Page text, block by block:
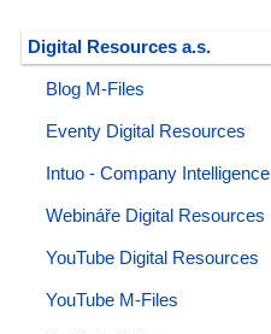
Digital Resources a.s.
Blog M-Files
Eventy Digital Resources
Intuo - Company Intelligence
Webináře Digital Resources
YouTube Digital Resources
YouTube M-Files